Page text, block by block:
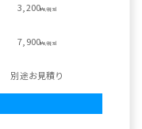
3,200円/税別
7,900円/税別
別途お見積り